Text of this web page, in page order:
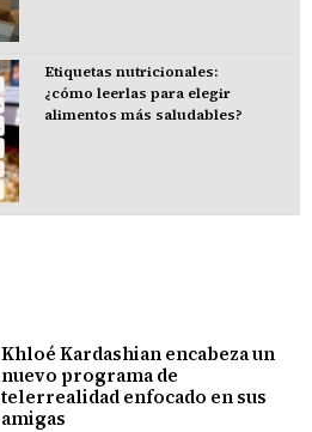
Etiquetas nutricionales:
¿cómo leerlas para elegir
alimentos más saludables?
Khloé Kardashian encabeza un
nuevo programa de
telerrealidad enfocado en sus
amigas